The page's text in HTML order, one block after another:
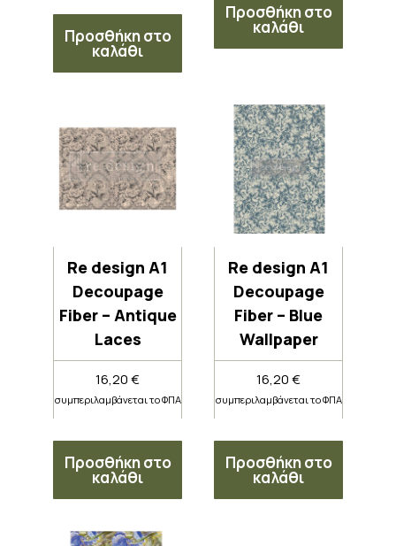
Προσθήκη στο
καλάθι
Προσθήκη στο
καλάθι
Re design A1
Decoupage
Fiber – Antique
Laces
16,20€
συμπεριλαμβάνεται το ΦΠΑ
Προσθήκη στο
καλάθι
Re design A1
Decoupage
Fiber – Blue
Wallpaper
16,20€
συμπεριλαμβάνεται το ΦΠΑ
Προσθήκη στο
καλάθι